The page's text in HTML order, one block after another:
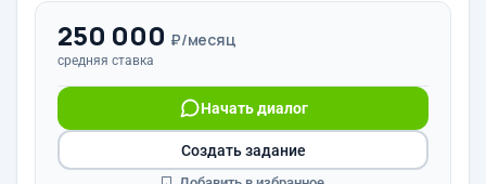
250 000 ₽/месяц
средняя ставка
Начать диалог
Создать задание